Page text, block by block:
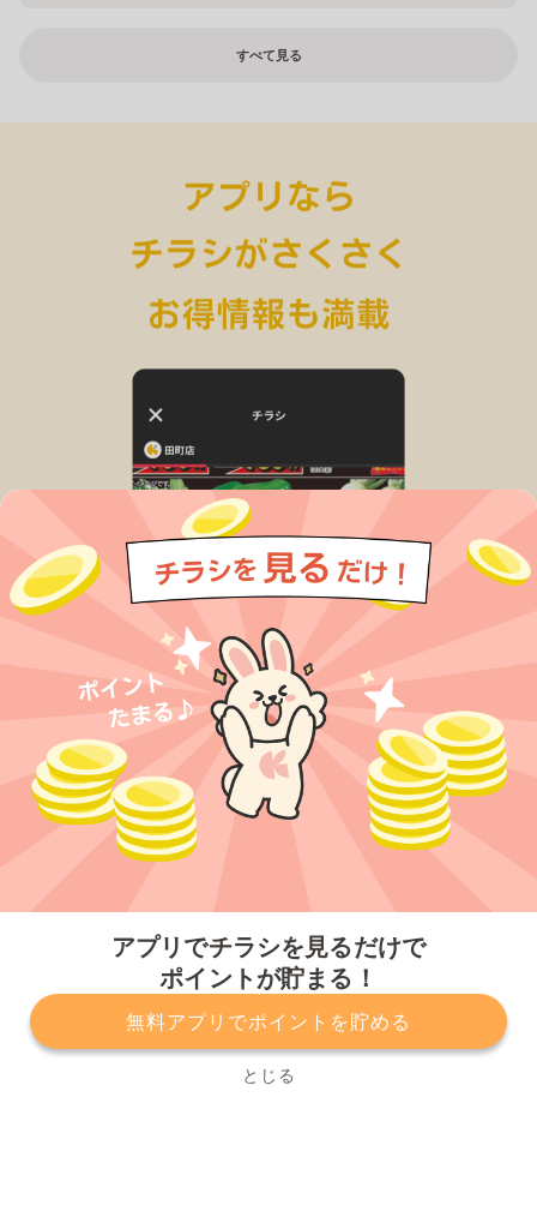
アプリでチラシを見るだけで
ポイントが貯まる！
無料アプリでポイントを貯める
とじる
すべて見る
プライバシーポリシー 利用規約
運営会社
サービスに関してのお問い合わせ